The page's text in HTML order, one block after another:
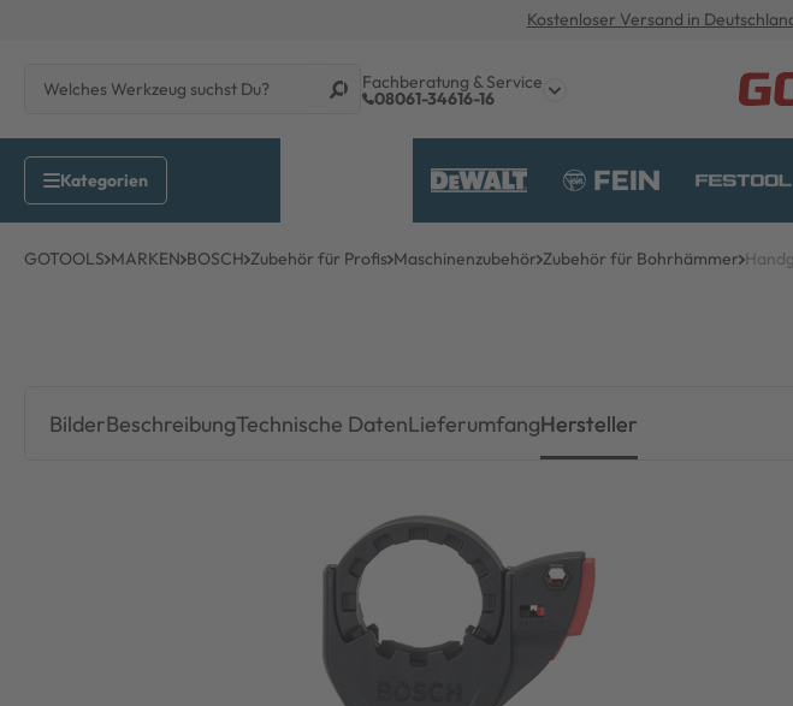
Kostenloser Versand in
Fachberatung & Service
08061-34616-16
GOTOOLS MARKEN BOSCH Zubehör für Profis Maschinenzubehör Zubehör für Bohrhämmer
BilderBeschreibungTechnische DatenLieferumfangHersteller